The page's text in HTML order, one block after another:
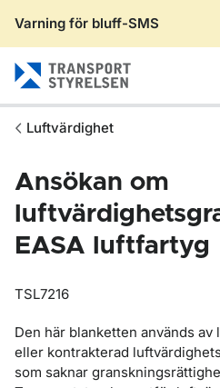
Varning för bluff-SMS
Luftvärdighet
Ansökan om
EASA luftfartyg
TSL7216
Den här blanketten används
eller kontrakterad
som saknar